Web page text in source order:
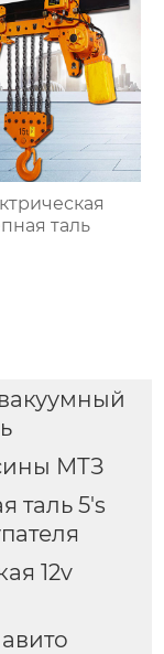
таль
МТЗ
таль 5's
12v